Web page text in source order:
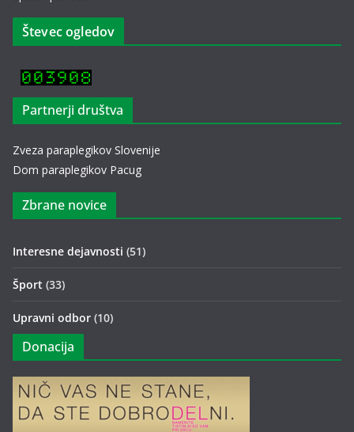
Števec ogledov
Partnerji društva
Zveza paraplegikov Slovenije
Dom paraplegikov Pacug
Zbrane novice
Interesne dejavnosti (51)
Šport (33)
Upravni odbor (10)
Donacija